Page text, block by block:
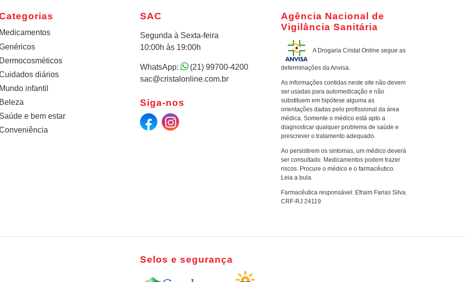
Medicamentos
Dermocosméticos
diários
Mundo infantil
Beleza
Saúde e bem estar
Agência Nacional de
Vigilância Sanitária
A Drogaria Cristal Online segue as
determinações da Anvisa.
As informações contidas neste site não devem
ser usadas para automedicação e não
substituem em hipótese alguma as
orientações dadas pelo profissional da área
médica. Somente o médico está apto a
diagnosticar qualquer problema de saúde e
prescrever o tratamento adequado.
Ao persistirem os sintomas, um médico deverá
ser consultado. Medicamentos podem trazer
riscos. Procure o médico e o farmacêutico.
Leia a bula.
Farmacêutica responsável: Efraim Farias Silva.
CRF-RJ 24119
SAC
Segunda à Sexta-feira
10:00h às 19:00h
WhatsApp:
(21) 99700-4200
sac@cristalonline.com.br
Siga-nos
Selos e segurança